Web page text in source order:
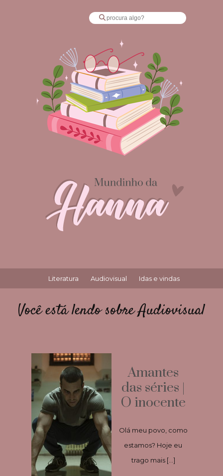
Literatura Audiovisual Idas e vindas
Você está lendo sobre Audiovisual
Amantes
das séries |
O inocente
Olá meu povo, como
estamos? Hoje eu
trago mais […]